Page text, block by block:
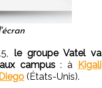
le groupe Vatel va
campus: à Kigali
(États-Unis).